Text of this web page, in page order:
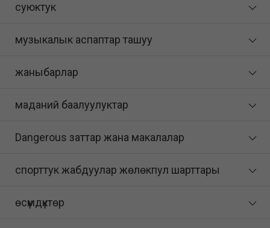
суюктук
музыкалык аспаптар ташуу
жаныбарлар
маданий баалуулуктар
Dangerous заттар жана макалалар
спорттук жабдуулар жөлөкпул шарттары
өсүмдүктөр